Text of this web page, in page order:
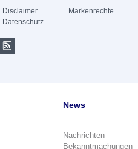
Disclaimer
Datenschutz
Markenrechte
News
Nachrichten
Bekanntmachungen